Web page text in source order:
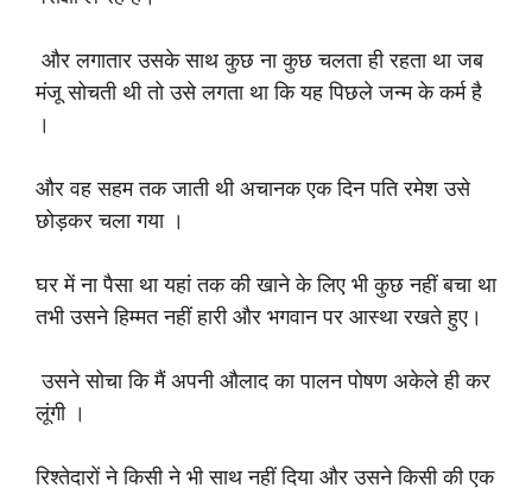
और लगातार उसके साथ कुछ ना कुछ चलता ही रहता था जब
मंजू सोचती थी तो उसे लगता था कि यह पिछले जन्म के कर्म है
।
और वह सहम तक जाती थी अचानक एक दिन पति रमेश उसे
छोड़कर चला गया ।
घर में ना पैसा था यहां तक की खाने के लिए भी कुछ नहीं बचा था
तभी उसने हिम्मत नहीं हारी और भगवान पर आस्था रखते हुए।
उसने सोचा कि मैं अपनी औलाद का पालन पोषण अकेले ही कर
लूंगी ।
रिश्तेदारों ने किसी ने भी साथ नहीं दिया और उसने किसी की एक